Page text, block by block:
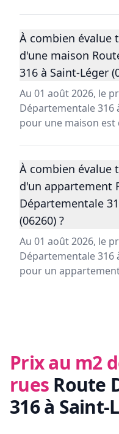
À combien évalue
d'une maison
316 à Saint-Léger
Au 01 août 2026, le
Départementale 316
pour une maison est
À combien évalue
d'un appartement
Départementale
(06260) ?
Au 01 août 2026, le
Départementale 316
pour un
Prix au m2
rues Route
316 à Saint-